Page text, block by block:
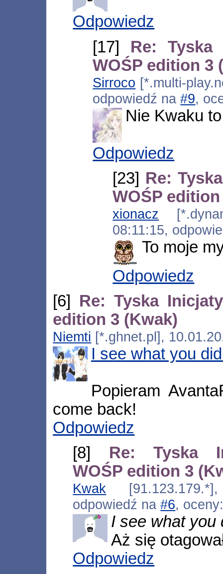
Odpowiedz
[17] Re: Tyska
WOŚP edition 3
Sirroco [*.multi-
odpowiedź na#9,
Nie Kwaku
Odpowiedz
[23] Re:
WOŚP
xionacz
08:11:15,
To moje
Odpowiedz
[6] Re: Tyska
edition 3 (Kwak)
Niemti [*.ghnet.pl],
I see what you
Popieram
come back!
Odpowiedz
[8] Re: Tyska
WOŚP edition 3
Kwak
odpowiedź na#6,
I see what you
Aż się
Odpowiedz